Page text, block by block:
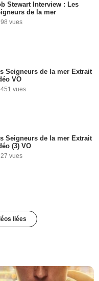
Stewart Interview : Les
de la mer
vues
Seigneurs de la mer Extrait
VO
451 vues
Seigneurs de la mer Extrait
(3) VO
vues
liées